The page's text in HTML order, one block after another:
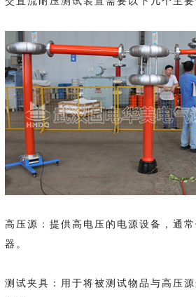
高压源：提供高电压的电源设备，通
器。
测试夹具：用于将被测试物品与高压